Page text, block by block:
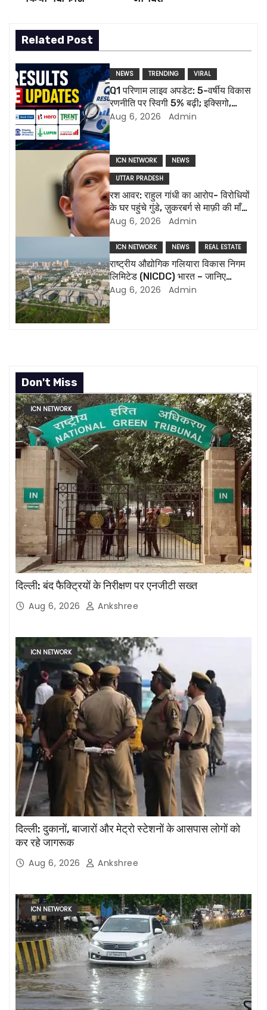
t
n
a
v
i
i
o
n
Related Post
NEWS TRENDING VIRAL
Q1 परिणाम लाइव अपडेट: 5-वर्षीय विकास
रणनीति पर स्विगी 5% बढ़ी; इक्सिगो,
ल्यूपिन की रिपोर्ट आज
Aug 6, 2026 Admin
ICN NETWORK
NEWS
UTTAR PRADESH
रश आवर: राहुल गांधी का आरोप- विरोधियों
के घर पहुंचे गुंडे, ज़ुकरबर्ग से माफ़ी की माँग
और भी कई मुद्दे
Aug 6, 2026 Admin
ICN NETWORK NEWS REAL ESTATE
राष्ट्रीय औद्योगिक गलियारा विकास निगम
लिमिटेड (NICDC) भारत – जानिए
सबकुछ
Aug 6, 2026 Admin
Don't Miss
ICN NETWORK
दिल्ली: बंद फैक्ट्रियों के निरीक्षण पर एनजीटी सख्त
Aug 6, 2026 Ankshree
ICN NETWORK
दिल्ली: दुकानों, बाजारों और मेट्रो स्टेशनों के आसपास लोगों को
कर रहे जागरूक
Aug 6, 2026 Ankshree
ICN NETWORK